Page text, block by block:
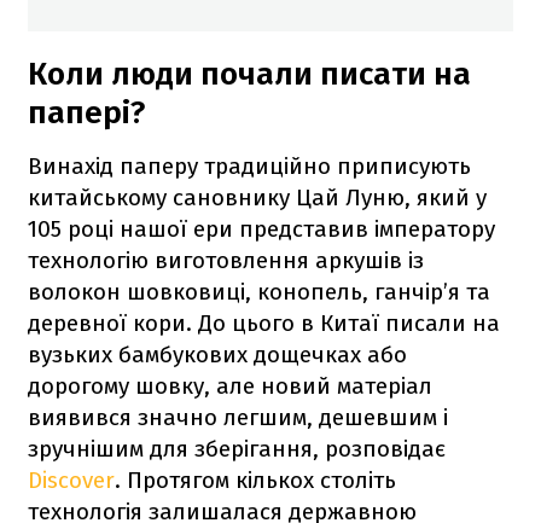
Коли люди почали писати на
папері?
Винахід паперу традиційно приписують
китайському сановнику Цай Луню, який у
105 році нашої ери представив імператору
технологію виготовлення аркушів із
волокон шовковиці, конопель, ганчір’я та
деревної кори. До цього в Китаї писали на
вузьких бамбукових дощечках або
дорогому шовку, але новий матеріал
виявився значно легшим, дешевшим і
зручнішим для зберігання, розповідає
Discover. Протягом кількох століть
технологія залишалася державною